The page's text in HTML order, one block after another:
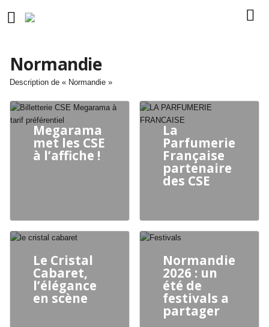
Normandie
Description de « Normandie »
Megarama
met les CSE
à l’affiche !
La
Parfumerie
Française
partenaire
des CSE
Le Cristal
Cabaret,
l’élégance
en scène
Normandie
2026 : un
été de
festivals a
partager